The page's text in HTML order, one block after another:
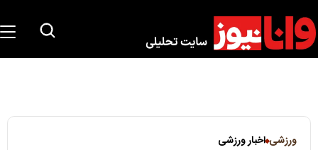
ورزشی اخبار ورزشی